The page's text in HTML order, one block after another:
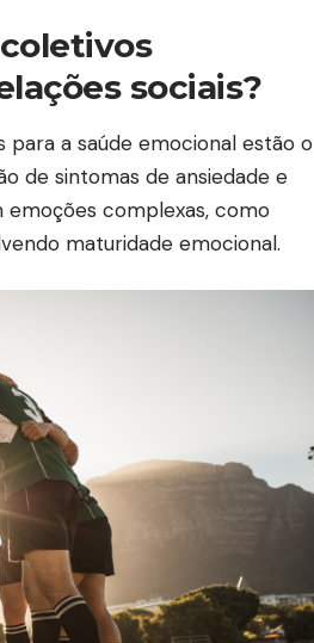
sociais?
a saúde emocional estão o
de sintomas de ansiedade e
emoções complexas, como
maturidade emocional.